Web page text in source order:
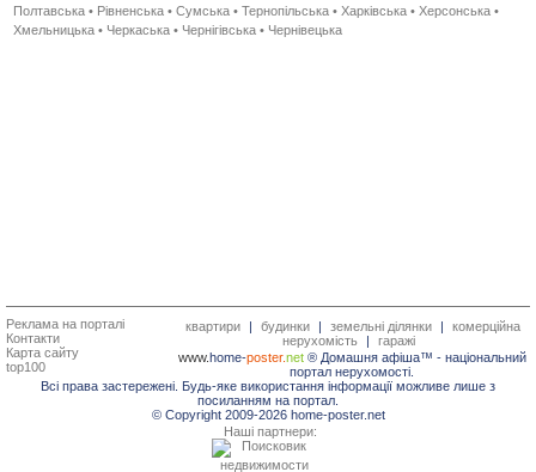
Полтавська • Рівненська • Сумська • Тернопільська • Харківська • Херсонська •
Хмельницька • Черкаська • Чернігівська • Чернівецька
Реклама на порталі
Контакти
Карта сайту
top100
квартири | будинки | земельні ділянки |
комерційна
нерухомість
|
гаражі
www.home-poster.net® Домашня афіша™ - національний
портал нерухомості.
Всі права застережені. Будь-яке використання інформації можливе лише з
посиланням на портал.
© Copyright 2009-2026 home-poster.net
Наші партнери: